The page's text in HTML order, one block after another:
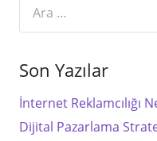
Son Yazılar
İnternet Reklamcılığı
Dijital Pazarlama